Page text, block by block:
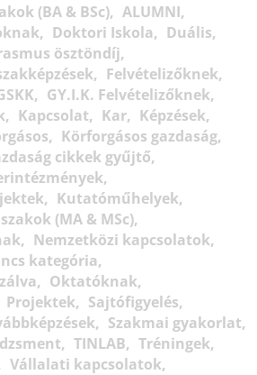
(BA & BSc)
ALUMNI
Doktori Iskola
Duális
ösztöndíj
Felvételizőknek
GY.I.K. Felvételizőknek
Kapcsolat Kar
Képzések
Körforgásos gazdaság
cikkek gyűjtő
Kutatóműhelyek
(MA & MSc)
Nemzetközi kapcsolatok
kategória
Oktatóknak
Projektek
Sajtófigyelés
Szakmai gyakorlat
TINLAB
Tréningek
Vállalati kapcsolatok